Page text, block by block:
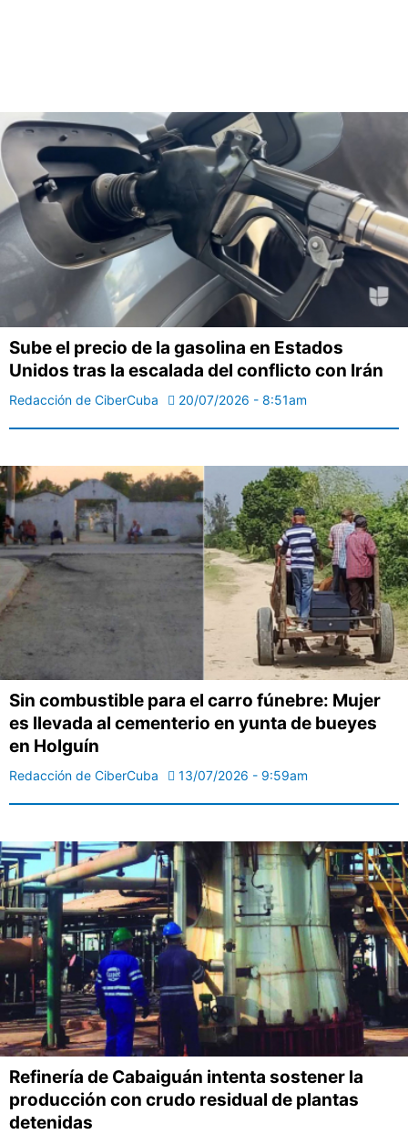
Sube el precio de la gasolina en Estados
Unidos tras la escalada del conflicto con Irán
Redacción de CiberCuba 20/07/2026 - 8:51am
Sin combustible para el carro fúnebre: Mujer
es llevada al cementerio en yunta de bueyes
en Holguín
Redacción de CiberCuba 13/07/2026 - 9:59am
Refinería de Cabaiguán intenta sostener la
producción con crudo residual de plantas
detenidas